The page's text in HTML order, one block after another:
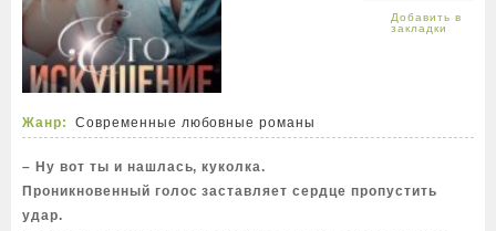
Жанр: Современные любовные романы
– Ну вот ты и нашлась, куколка.
Проникновенный голос заставляет сердце пропустить
удар.